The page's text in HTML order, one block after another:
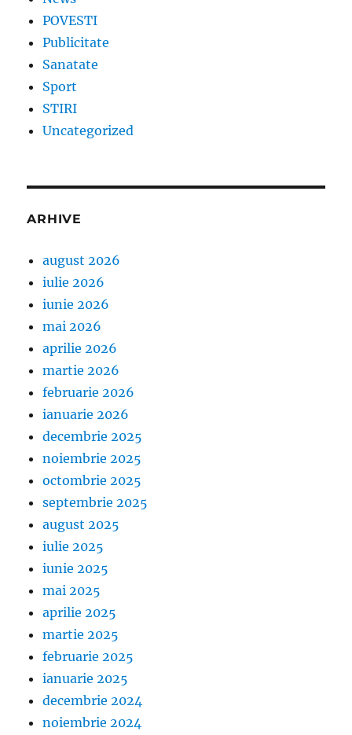
POVESTI
Publicitate
Sanatate
Sport
STIRI
Uncategorized
ARHIVE
august 2026
iulie 2026
iunie 2026
mai 2026
aprilie 2026
martie 2026
februarie 2026
ianuarie 2026
decembrie 2025
noiembrie 2025
octombrie 2025
septembrie 2025
august 2025
iulie 2025
iunie 2025
mai 2025
aprilie 2025
martie 2025
februarie 2025
ianuarie 2025
decembrie 2024
noiembrie 2024